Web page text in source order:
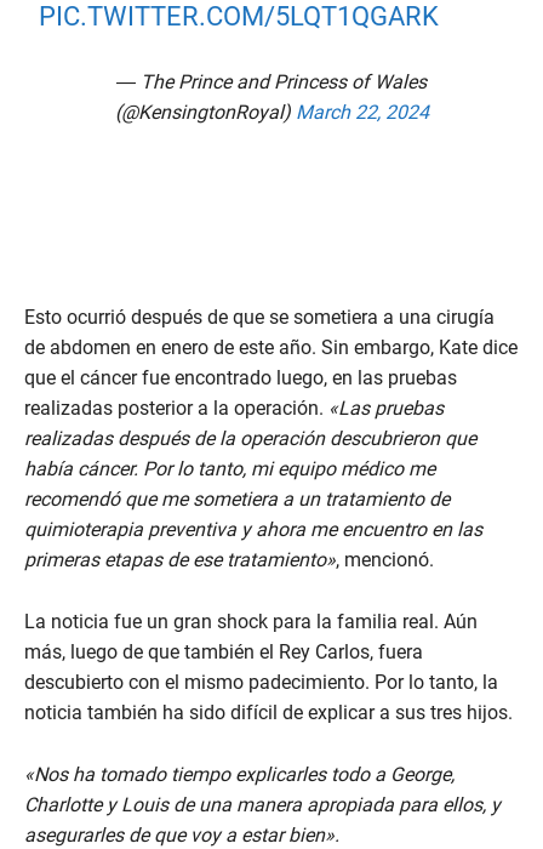
PIC.TWITTER.COM/5LQT1QGARK
— The Prince and Princess of Wales
(@KensingtonRoyal) March 22, 2024
Esto ocurrió después de que se sometiera a una cirugía
de abdomen en enero de este año. Sin embargo, Kate dice
que el cáncer fue encontrado luego, en las pruebas
realizadas posterior a la operación. «Las pruebas
realizadas después de la operación descubrieron que
había cáncer. Por lo tanto, mi equipo médico me
recomendó que me sometiera a un tratamiento de
quimioterapia preventiva y ahora me encuentro en las
primeras etapas de ese tratamiento», mencionó.
La noticia fue un gran shock para la familia real. Aún
más, luego de que también el Rey Carlos, fuera
descubierto con el mismo padecimiento. Por lo tanto, la
noticia también ha sido difícil de explicar a sus tres hijos.
«Nos ha tomado tiempo explicarles todo a George,
Charlotte y Louis de una manera apropiada para ellos, y
asegurarles de que voy a estar bien».